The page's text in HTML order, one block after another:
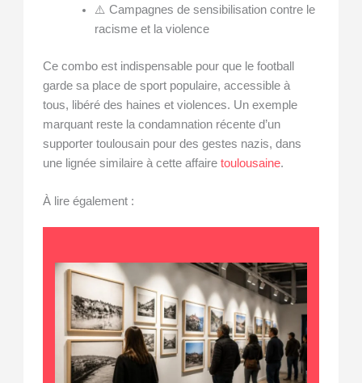
⚠️ Campagnes de sensibilisation contre le
racisme et la violence
Ce combo est indispensable pour que le football
garde sa place de sport populaire, accessible à
tous, libéré des haines et violences. Un exemple
marquant reste la condamnation récente d’un
supporter toulousain pour des gestes nazis, dans
une lignée similaire à cette affairetoulousaine.
À lire également :